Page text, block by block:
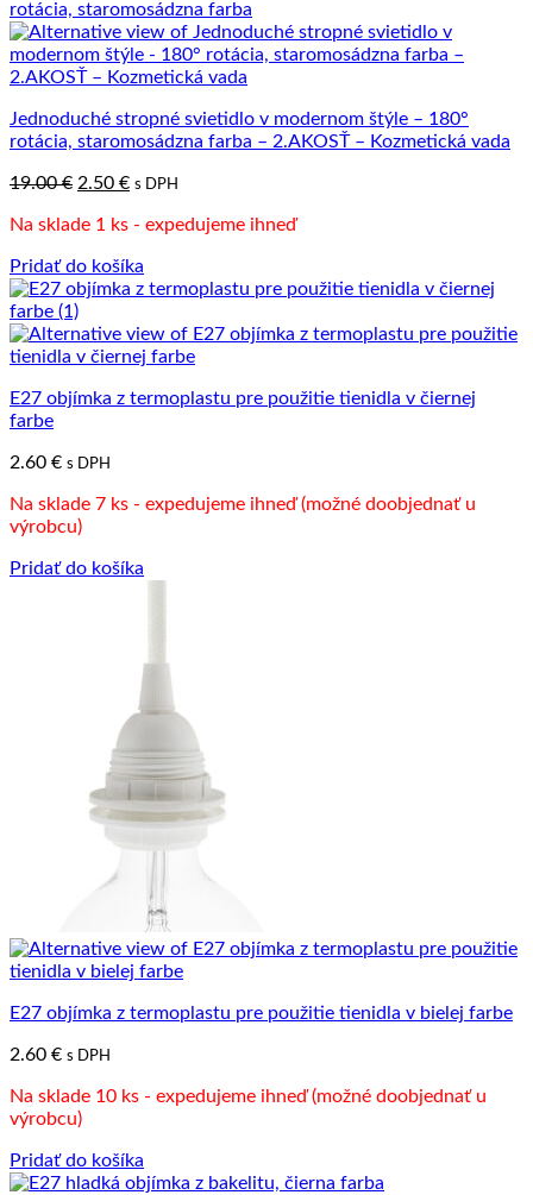
Jednoduché stropné svietidlo v modernom štýle – 180°
rotácia, staromosádzna farba – 2.AKOSŤ – Kozmetická vada
19.00€ Pôvodná
bola:
2.50 €Aktuálna
je:
s DPH
Na sklade 1 ks - expedujeme ihneď
Pridať do košíka
E27 objímka z termoplastu pre použitie tienidla v čiernej
farbe
2.60 € s DPH
Na sklade 7 ks - expedujeme ihneď (možné doobjednať u
výrobcu)
Pridať do košíka
E27 objímka z termoplastu pre použitie tienidla v bielej farbe
2.60 € s DPH
Na sklade 10 ks - expedujeme ihneď (možné doobjednať u
výrobcu)
Pridať do košíka